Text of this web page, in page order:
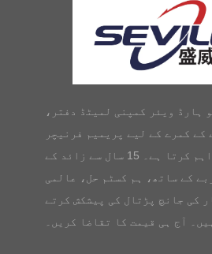
ہارڈ ویئر کمپنی لمیٹڈ دفتر،
کے کمرے کے لیے پریمیم فرنیچر
ہارڈ ویئر فراہم کرتا ہے۔ 15 سال سے زائد کے
کے ساتھ، ہم کسٹم حل، عالمی
کی جانچ پڑتال کی پیشکش کرتے
ہیں۔ آج ہی قیمت کا تقاضا کریں۔